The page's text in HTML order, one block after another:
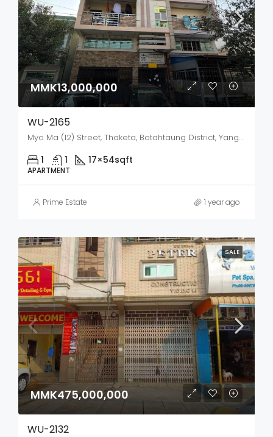
MMK13,000,000
WU-2165
Myo Ma (12) Street, Thaketa, Botahtaung District, Yangon City, Yangon, 11321, Myanmar
1 1 17×54sqft
APARTMENT
Prime Estate 1 year ago
SALE
MMK475,000,000
WU-2132